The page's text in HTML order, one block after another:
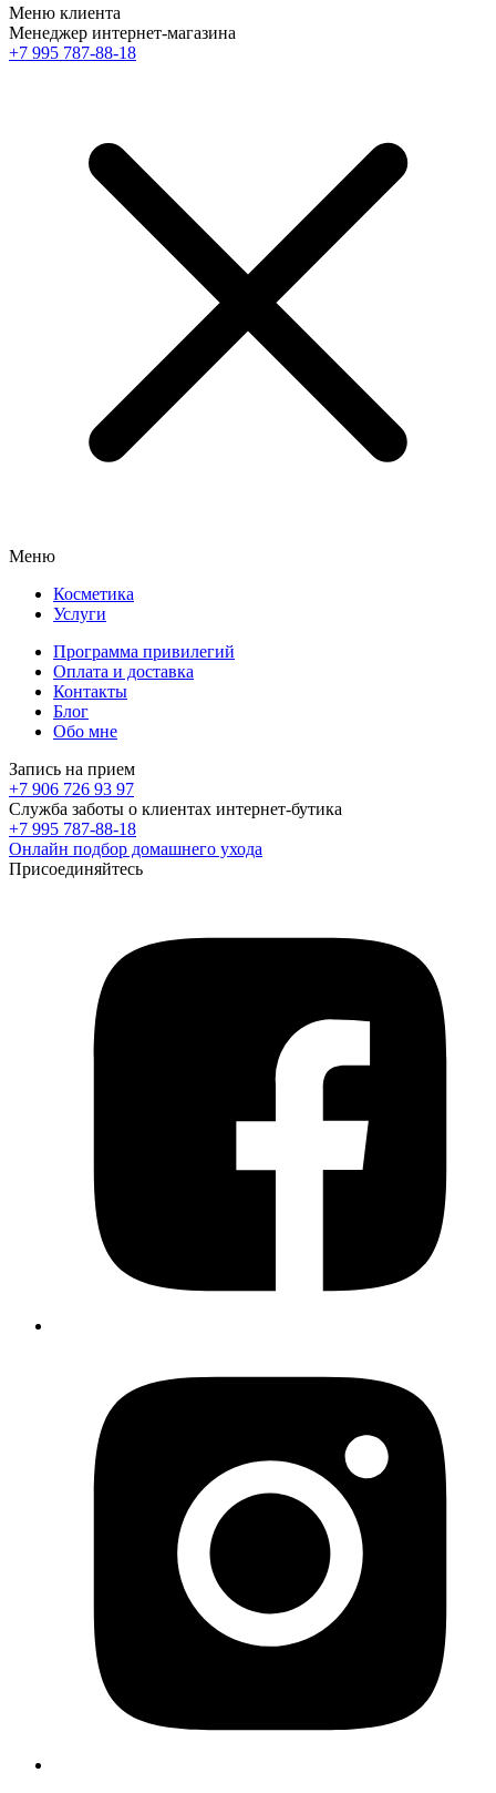
Меню клиента
Менеджер интернет-магазина
+7 995 787-88-18
Меню
Косметика
Услуги
Программа привилегий
Оплата и доставка
Контакты
Блог
Обо мне
Запись на прием
+7 906 726 93 97
Служба заботы о клиентах интернет-бутика
+7 995 787-88-18
Онлайн подбор домашнего ухода
Присоединяйтесь